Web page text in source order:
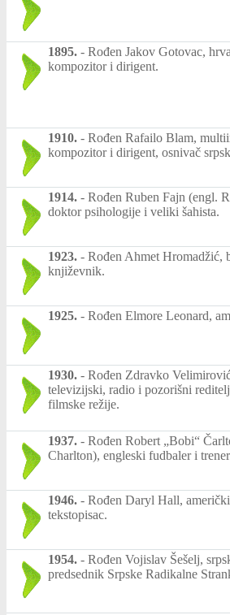
1895. - Rođen Jakov Gotovac,
kompozitor i dirigent.
1910. - Rođen Rafailo Blam,
kompozitor i dirigent, osnivač
1914. - Rođen Ruben Fajn (engl.
doktor psihologije i veliki šahista.
1923. - Rođen Ahmet Hromadžić,
književnik.
1925. - Rođen Elmore Leonard,
1930. - Rođen Zdravko
televizijski, radio i pozorišni
filmske režije.
1937. - Rođen Robert „Bobi“
Charlton), engleski fudbaler i
1946. - Rođen Daryl Hall,
tekstopisac.
1954. - Rođen Vojislav Šešelj,
predsednik Srpske Radikalne